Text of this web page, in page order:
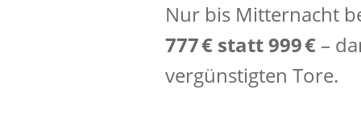
Nur bis Mitternacht
777 € statt 999 € –
vergünstigten Tore.